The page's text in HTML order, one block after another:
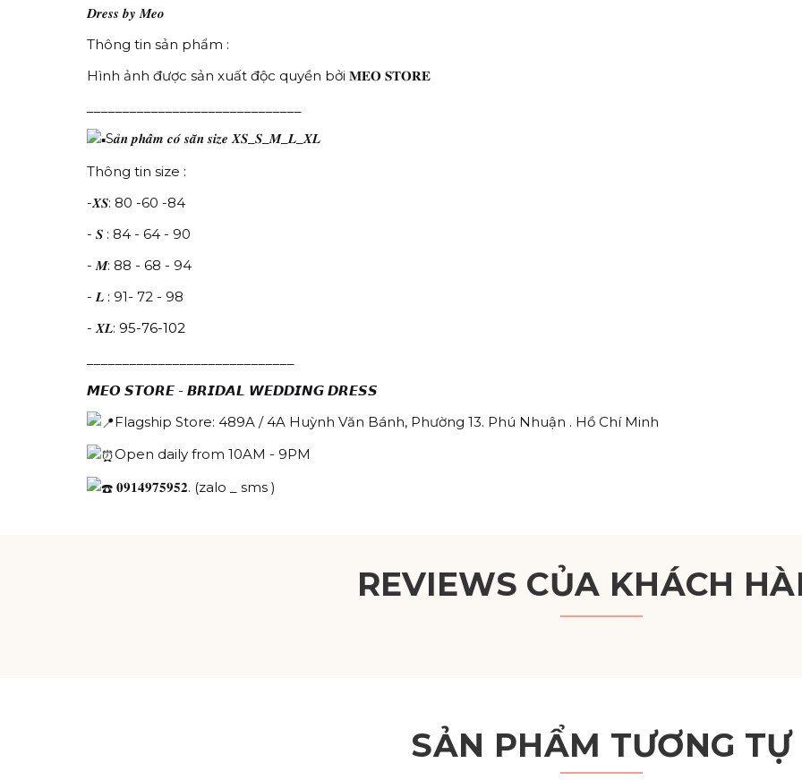
𝑫𝒓𝒆𝒔𝒔 𝒃𝒚 𝑴𝒆𝒐
Thông tin sản phẩm :
Hình ảnh được sản xuất độc quyền bởi 𝐌𝐄𝐎 𝐒𝐓𝐎𝐑𝐄
S𝒂̉𝒏 𝒑𝒉𝒂̂̉𝒎 𝒄𝒐́ 𝒔𝒂̆̃𝒏 𝒔𝒊𝒛𝒆 𝑿𝑺_𝑺_𝑴_𝑳_𝑿𝑳
Thông tin size :
-𝑿𝑺: 80 -60 -84
- 𝑺 : 84 - 64 - 90
- 𝑴: 88 - 68 - 94
- 𝑳 : 91- 72 - 98
- 𝑿𝑳: 95-76-102
𝙈𝙀𝙊 𝙎𝙏𝙊𝙍𝙀 - 𝘽𝙍𝙄𝘿𝘼𝙇 𝙒𝙀𝘿𝘿𝙄𝙉𝙂 𝘿𝙍𝙀𝙎𝙎
Flagship Store: 489A / 4A Huỳnh Văn Bánh, Phường 13. Phú Nhuận . Hồ Chí Minh
Open daily from 10AM - 9PM
𝟎𝟗𝟏𝟒𝟗𝟕𝟓𝟗𝟓𝟐. (zalo _ sms )
REVIEWS CỦA KHÁCH
SẢN PHẨM TƯƠNG TỰ